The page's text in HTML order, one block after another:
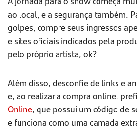
ao local, e a segurança também.
golpes, compre seus ingressos
e sites oficiais indicados pela
pelo próprio artista, ok?
Além disso, desconfie de links e
e, ao realizar a compra online,
Online, que possui um código de
e funciona como uma camada